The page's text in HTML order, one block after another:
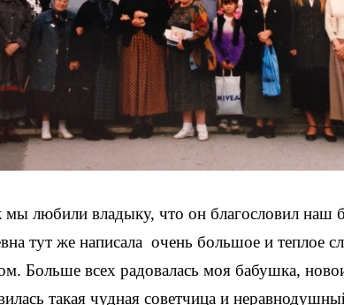
мы любили владыку, что он благословил наш
тут же написала очень большое и теплое
Больше всех радовалась моя бабушка,
такая чудная советчица и